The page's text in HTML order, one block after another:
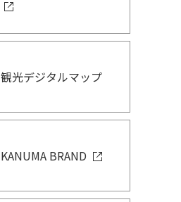
観光デジタルマップ
KANUMA BRAND